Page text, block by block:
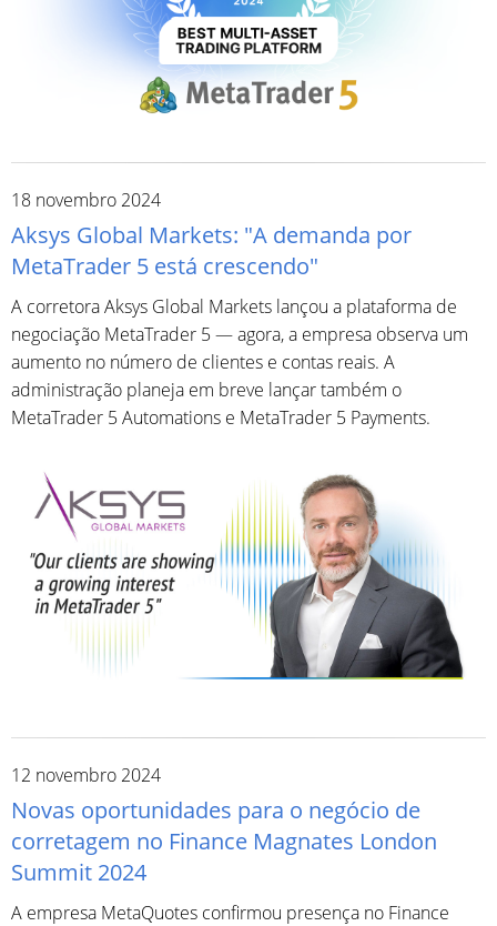
18 novembro 2024
Aksys Global Markets: "A demanda por
MetaTrader 5 está crescendo"
A corretora Aksys Global Markets lançou a plataforma de
negociação MetaTrader 5 — agora, a empresa observa um
aumento no número de clientes e contas reais. A
administração planeja em breve lançar também o
MetaTrader 5 Automations e MetaTrader 5 Payments.
12 novembro 2024
Novas oportunidades para o negócio de
corretagem no Finance Magnates London
Summit 2024
A empresa MetaQuotes confirmou presença no Finance